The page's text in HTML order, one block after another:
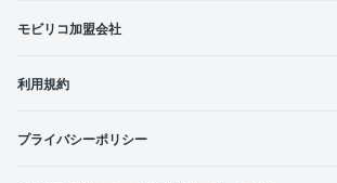
モビリコ加盟会社
利用規約
プライバシーポリシー